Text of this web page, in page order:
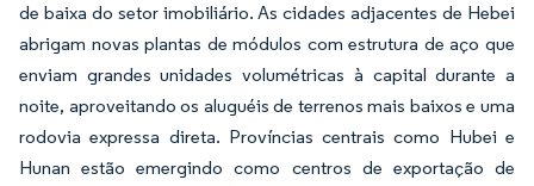
de baixa do setor imobiliário. As cidades adjacentes de Hebei
abrigam novas plantas de módulos com estrutura de aço que
enviam grandes unidades volumétricas à capital durante a
noite, aproveitando os aluguéis de terrenos mais baixos e uma
rodovia expressa direta. Províncias centrais como Hubei e
Hunan estão emergindo como centros de exportação de